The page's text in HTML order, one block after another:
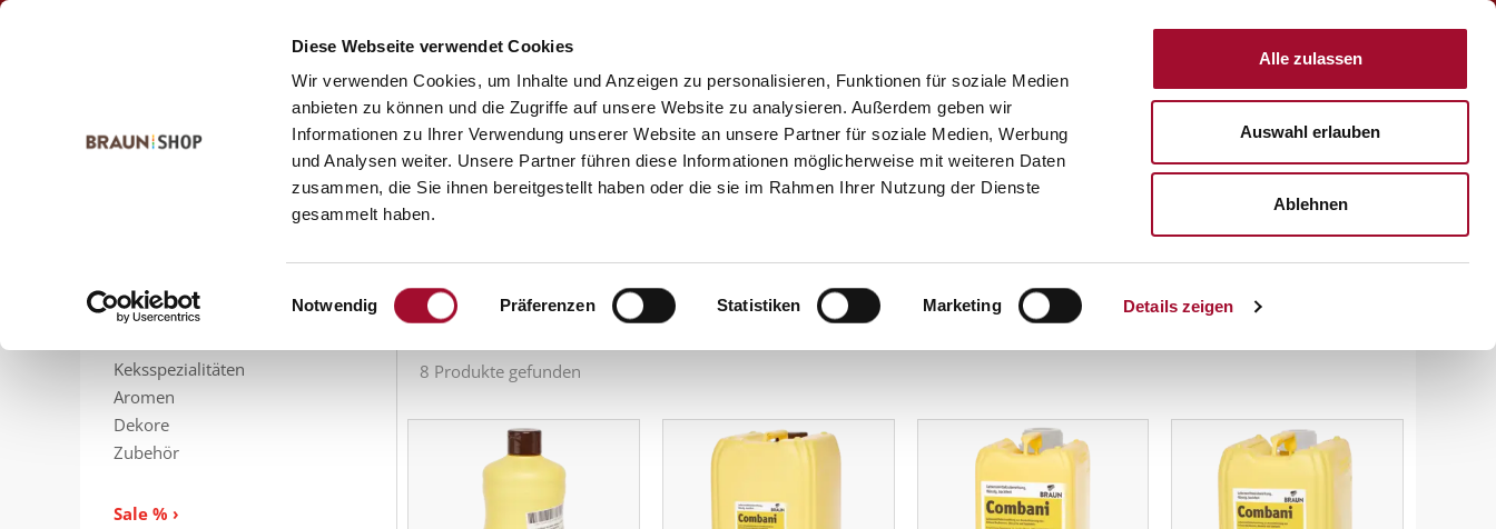
Diese Webseite verwendet Cookies
Wir verwenden Cookies, um Inhalte und Anzeigen zu personalisieren, Funktionen für soziale Medien
anbieten zu können und die Zugriffe auf unsere Website zu analysieren. Außerdem geben wir
Informationen zu Ihrer Verwendung unserer Website an unsere Partner für soziale Medien, Werbung
und Analysen weiter. Unsere Partner führen diese Informationen möglicherweise mit weiteren Daten
zusammen, die Sie ihnen bereitgestellt haben oder die sie im Rahmen Ihrer Nutzung der Dienste
gesammelt haben.
Einwilligungsauswahl
Notwendig Präferenzen Statistiken Marketing Details zeigen
Alle zulassen
Auswahl erlauben
Ablehnen
Zum
Zum
GRUPPE PRODUKTE SERVICE ÜBER UNS KARRIERE
Startseite alle Produkte Konditorei Ohne Palm
Sahnestandmittel
Gelier- und Bindemittel
Keksspezialitäten
Aromen
Dekore
Zubehör
Sale % ›
Ohne Palm
8 Produkte gefunden